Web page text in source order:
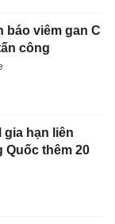
báo viêm gan C
công
gia hạn liên
Quốc thêm 20